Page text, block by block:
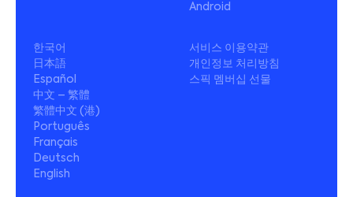
Android
한국어
日本語
Español
中文 – 繁體
繁體中文 (港)
Português
Français
Deutsch
English
서비스 이용약관
개인정보 처리방침
스픽 멤버십 선물